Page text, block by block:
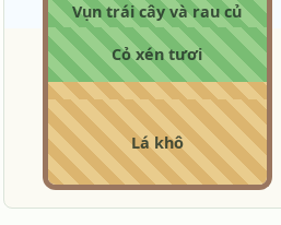
Lá khô
Cỏ xén tươi
Vụn trái cây và rau củ